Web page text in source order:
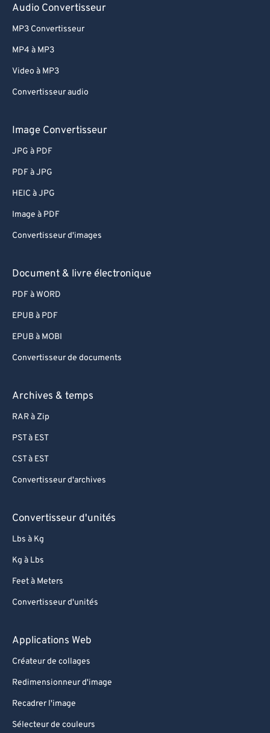
Audio Convertisseur
MP3 Convertisseur
MP4 à MP3
Video à MP3
Convertisseur audio
Image Convertisseur
JPG à PDF
PDF à JPG
HEIC à JPG
Image à PDF
Convertisseur d'images
Document & livre électronique
PDF à WORD
EPUB à PDF
EPUB à MOBI
Convertisseur de documents
Archives & temps
RAR à Zip
PST à EST
CST à EST
Convertisseur d'archives
Convertisseur d'unités
Lbs à Kg
Kg à Lbs
Feet à Meters
Convertisseur d'unités
Applications Web
Créateur de collages
Redimensionneur d'image
Recadrer l'image
Sélecteur de couleurs